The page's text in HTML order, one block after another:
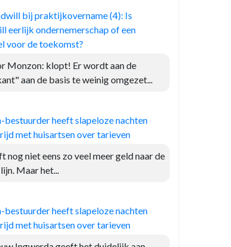
bij praktijkovername (4): Is
eerlijk ondernemerschap of een
voor de toekomst?
Monzon: klopt! Er wordt aan de
aan de basis te weinig omgezet...
bestuurder heeft slapeloze nachten
met huisartsen over tarieven
nog niet eens zo veel meer geld naar de
Maar het...
bestuurder heeft slapeloze nachten
met huisartsen over tarieven